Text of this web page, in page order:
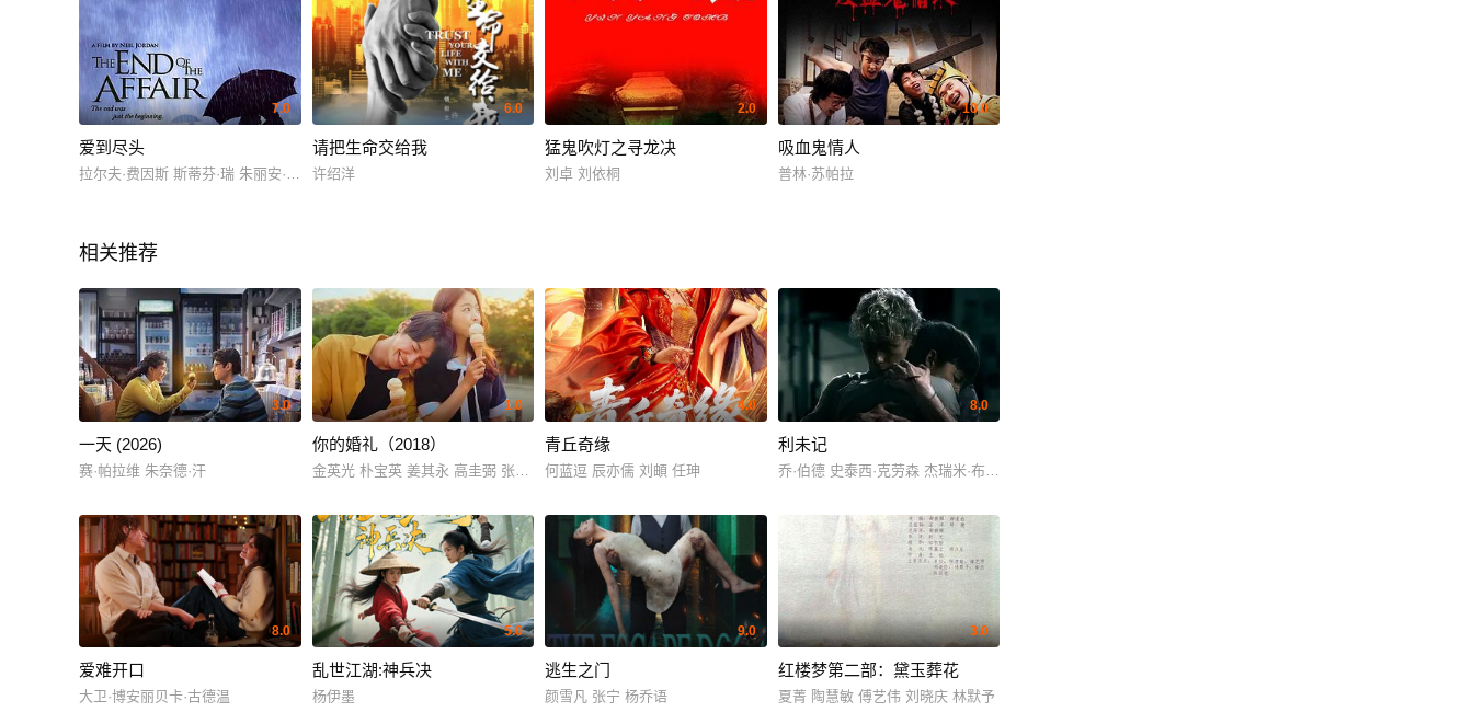
7.0
爱到尽头
拉尔夫·费因斯 斯蒂芬·瑞 朱丽安·摩尔 希瑟-杰·琼斯 詹姆斯·伯拉姆
6.0
请把生命交给我
许绍洋
2.0
猛鬼吹灯之寻龙决
刘卓 刘依桐
10.0
吸血鬼情人
普林·苏帕拉
相关推荐
3.0
一天 (2026)
赛·帕拉维 朱奈德·汗
1.0
你的婚礼（2018）
金英光 朴宝英 姜其永 高圭弼 张成范
4.0
青丘奇缘
何蓝逗 辰亦儒 刘頔 任珅
8.0
利未记
乔·伯德 史泰西·克劳森 杰瑞米·布莱维特 伊文·莱斯利 尼古拉斯·霍普 香农·贝里 提亚拉·布洛克 罗斯·弗拉纳根
8.0
爱难开口
大卫·博安丽贝卡·古德温
5.0
乱世江湖:神兵决
杨伊墨
9.0
逃生之门
颜雪凡 张宁 杨乔语
3.0
红楼梦第二部：黛玉葬花
夏菁 陶慧敏 傅艺伟 刘晓庆 林默予